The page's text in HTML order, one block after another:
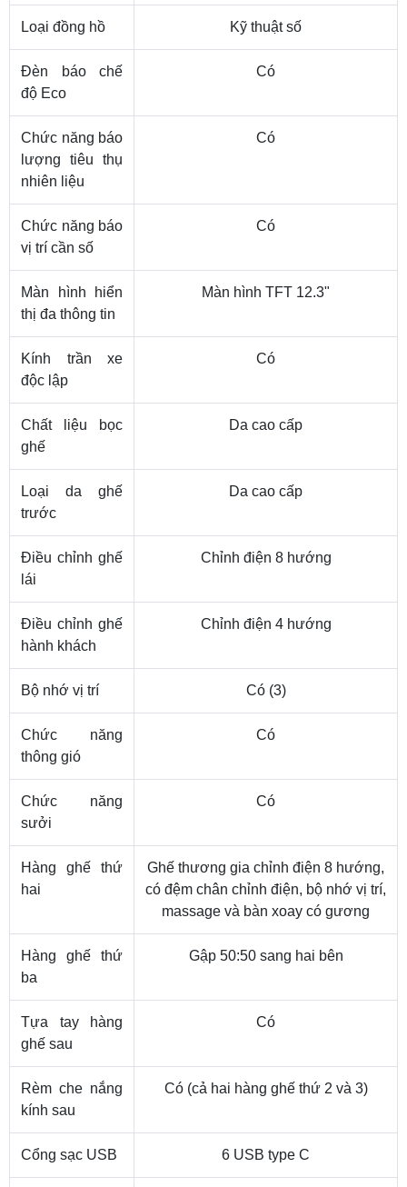
Loại đồng hồ Kỹ thuật số
Đèn báo chế
độ Eco
Có
Chức năng báo
lượng tiêu thụ
nhiên liệu
Có
Chức năng báo
vị trí cần số
Có
Màn hình hiển
thị đa thông tin
Màn hình TFT 12.3"
Kính trần xe
độc lập
Có
Chất liệu bọc
ghế
Da cao cấp
Loại da ghế
trước
Da cao cấp
Điều chỉnh ghế
lái
Chỉnh điện 8 hướng
Điều chỉnh ghế
hành khách
Chỉnh điện 4 hướng
Bộ nhớ vị trí Có (3)
Chức năng
thông gió
Có
Chức năng
sưởi
Có
Hàng ghế thứ
hai
Ghế thương gia chỉnh điện 8 hướng,
có đệm chân chỉnh điện, bộ nhớ vị trí,
massage và bàn xoay có gương
Hàng ghế thứ
ba
Gập 50:50 sang hai bên
Tựa tay hàng
ghế sau
Có
Rèm che nắng
kính sau
Có (cả hai hàng ghế thứ 2 và 3)
Cổng sạc USB 6 USB type C